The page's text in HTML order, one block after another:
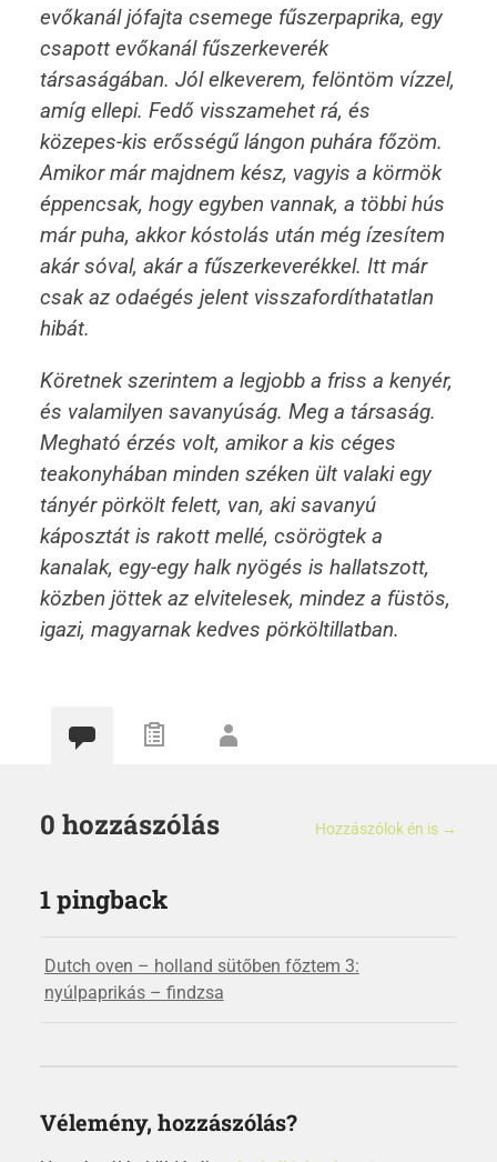
evőkanál jófajta csemege fűszerpaprika, egy
csapott evőkanál fűszerkeverék
társaságában. Jól elkeverem, felöntöm vízzel,
amíg ellepi. Fedő visszamehet rá, és
közepes-kis erősségű lángon puhára főzöm.
Amikor már majdnem kész, vagyis a körmök
éppencsak, hogy egyben vannak, a többi hús
már puha, akkor kóstolás után még ízesítem
akár sóval, akár a fűszerkeverékkel. Itt már
csak az odaégés jelent visszafordíthatatlan
hibát.
Köretnek szerintem a legjobb a friss a kenyér,
és valamilyen savanyúság. Meg a társaság.
Megható érzés volt, amikor a kis céges
teakonyhában minden széken ült valaki egy
tányér pörkölt felett, van, aki savanyú
káposztát is rakott mellé, csörögtek a
kanalak, egy-egy halk nyögés is hallatszott,
közben jöttek az elvitelesek, mindez a füstös,
igazi, magyarnak kedves pörköltillatban.
0 hozzászólás Hozzászólok én is →
1 pingback
Dutch oven – holland sütőben főztem 3:
nyúlpaprikás – findzsa
Vélemény, hozzászólás?